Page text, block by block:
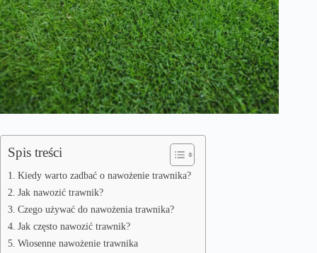
Spis treści
Kiedy warto zadbać o nawożenie trawnika?
Jak nawozić trawnik?
Czego używać do nawożenia trawnika?
Jak często nawozić trawnik?
Wiosenne nawożenie trawnika